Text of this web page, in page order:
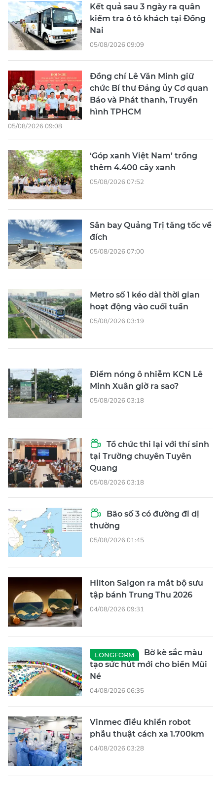
Kết quả sau 3 ngày ra quân
kiểm tra ô tô khách tại Đồng
Nai
05/08/2026 09:09
Đồng chí Lê Văn Minh giữ
chức Bí thư Đảng ủy Cơ quan
Báo và Phát thanh, Truyền
hình TPHCM
05/08/2026 09:08
‘Góp xanh Việt Nam’ trồng
thêm 4.400 cây xanh
05/08/2026 07:52
Sân bay Quảng Trị tăng tốc về
đích
05/08/2026 07:00
Metro số 1 kéo dài thời gian
hoạt động vào cuối tuần
05/08/2026 03:19
Điểm nóng ô nhiễm KCN Lê
Minh Xuân giờ ra sao?
05/08/2026 03:18
Tổ chức thi lại với thí sinh
tại Trường chuyên Tuyên
Quang
05/08/2026 03:18
Bão số 3 có đường đi dị
thường
05/08/2026 01:45
Hilton Saigon ra mắt bộ sưu
tập bánh Trung Thu 2026
04/08/2026 09:31
LONGFORM
Bờ kè sắc màu
tạo sức hút mới cho biển Mũi
Né
04/08/2026 06:35
Vinmec điều khiển robot
phẫu thuật cách xa 1.700km
04/08/2026 03:28